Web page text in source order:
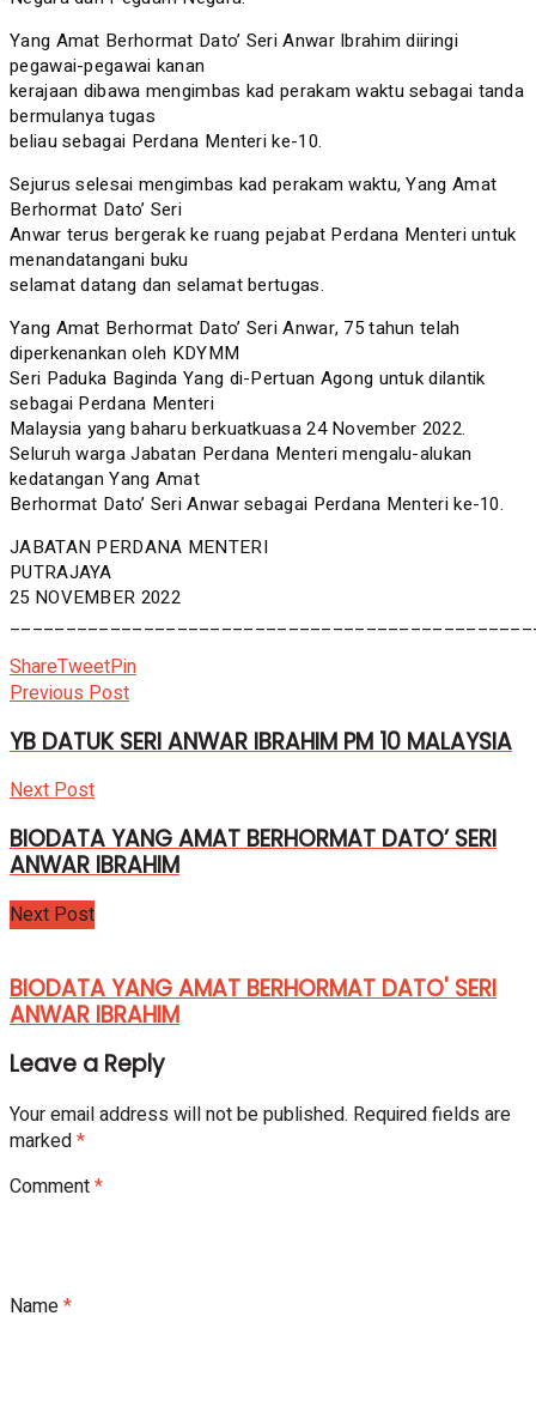
Yang Amat Berhormat Dato’ Seri Anwar Ibrahim diiringi
pegawai-pegawai kanan
kerajaan dibawa mengimbas kad perakam waktu sebagai tanda
bermulanya tugas
beliau sebagai Perdana Menteri ke-10.
Sejurus selesai mengimbas kad perakam waktu, Yang Amat
Berhormat Dato’ Seri
Anwar terus bergerak ke ruang pejabat Perdana Menteri untuk
menandatangani buku
selamat datang dan selamat bertugas.
Yang Amat Berhormat Dato’ Seri Anwar, 75 tahun telah
diperkenankan oleh KDYMM
Seri Paduka Baginda Yang di-Pertuan Agong untuk dilantik
sebagai Perdana Menteri
Malaysia yang baharu berkuatkuasa 24 November 2022.
Seluruh warga Jabatan Perdana Menteri mengalu-alukan
kedatangan Yang Amat
Berhormat Dato’ Seri Anwar sebagai Perdana Menteri ke-10.
JABATAN PERDANA MENTERI
PUTRAJAYA
25 NOVEMBER 2022
ShareTweetPin
Previous Post
YB DATUK SERI ANWAR IBRAHIM PM 10 MALAYSIA
Next Post
BIODATA YANG AMAT BERHORMAT DATO’ SERI
ANWAR IBRAHIM
Next Post
BIODATA YANG AMAT BERHORMAT DATO' SERI
ANWAR IBRAHIM
Leave a Reply
Your email address will not be published. Required fields are
marked*
Comment*
Name*